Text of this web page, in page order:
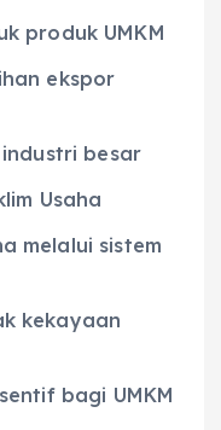
produk UMKM
ekspor
besar
Usaha
melalui sistem
kekayaan
bagi UMKM